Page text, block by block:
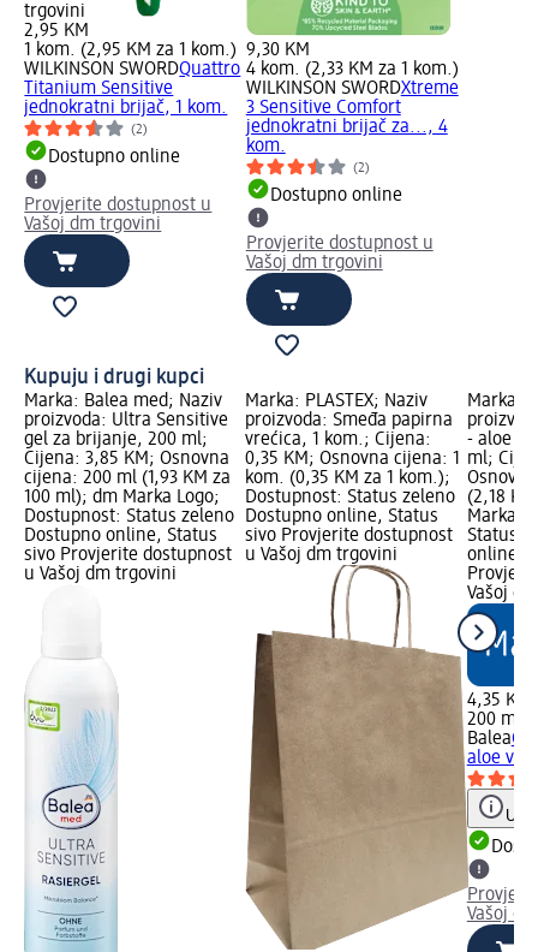
trgovini
2,95 KM
1 kom. (2,95 KM za 1 kom.)
WILKINSON SWORDQuattro
Titanium Sensitive
jednokratni brijač, 1 kom.
(2)
Dostupno online
Provjerite dostupnost u
Vašoj dm trgovini
9,30 KM
4 kom. (2,33 KM za 1 kom.)
WILKINSON SWORDXtreme
3 Sensitive Comfort
jednokratni brijač za..., 4
kom.
(2)
Dostupno online
Provjerite dostupnost u
Vašoj dm trgovini
Kupuju i drugi kupci
Marka: Balea med; Naziv
proizvoda: Ultra Sensitive
gel za brijanje, 200 ml;
Cijena: 3,85 KM; Osnovna
cijena: 200 ml (1,93 KM za
100 ml); dm Marka Logo;
Dostupnost: Status zeleno
Dostupno online, Status
sivo Provjerite dostupnost
u Vašoj dm trgovini
Marka: PLASTEX; Naziv
proizvoda: Smeđa papirna
vrećica, 1 kom.; Cijena:
0,35 KM; Osnovna cijena: 1
kom. (0,35 KM za 1 kom.);
Dostupnost: Status zeleno
Dostupno online, Status
sivo Provjerite dostupnost
u Vašoj dm trgovini
Marka:
- aloe
ml;
(2,18
Marka
Status
online,
Vašoj
4,35 KM
200 ml
Balea
aloe
Vašoj